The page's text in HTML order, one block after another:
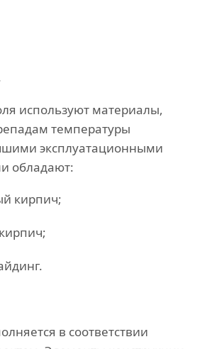
используют материалы,
температуры
эксплуатационными
обладают:
кирпич;
в соответствии